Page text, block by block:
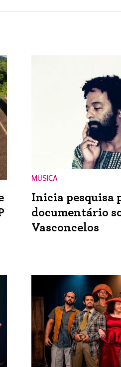
MÚSICA
Inicia pesquisa
documentário
Vasconcelos